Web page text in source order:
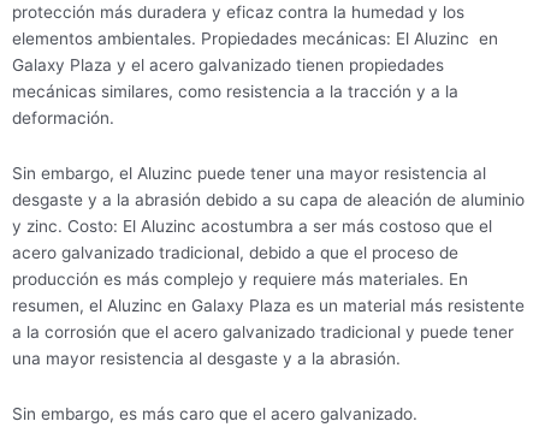
protección más duradera y eficaz contra la humedad y los
elementos ambientales. Propiedades mecánicas: El Aluzinc en
Galaxy Plaza y el acero galvanizado tienen propiedades
mecánicas similares, como resistencia a la tracción y a la
deformación.
Sin embargo, el Aluzinc puede tener una mayor resistencia al
desgaste y a la abrasión debido a su capa de aleación de aluminio
y zinc. Costo: El Aluzinc acostumbra a ser más costoso que el
acero galvanizado tradicional, debido a que el proceso de
producción es más complejo y requiere más materiales. En
resumen, el Aluzinc en Galaxy Plaza es un material más resistente
a la corrosión que el acero galvanizado tradicional y puede tener
una mayor resistencia al desgaste y a la abrasión.
Sin embargo, es más caro que el acero galvanizado.